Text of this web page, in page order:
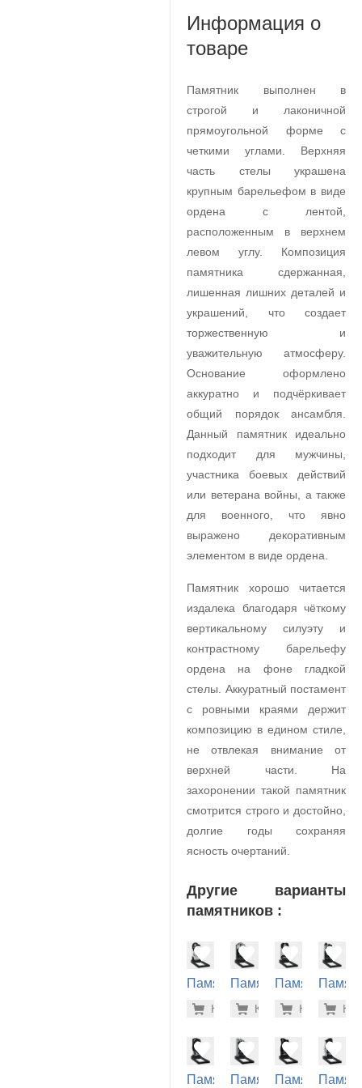
Информация о
товаре
Памятник выполнен в
строгой и лаконичной
прямоугольной форме с
четкими углами. Верхняя
часть стелы украшена
крупным барельефом в виде
ордена с лентой,
расположенным в верхнем
левом углу. Композиция
памятника сдержанная,
лишенная лишних деталей и
украшений, что создает
торжественную и
уважительную атмосферу.
Основание оформлено
аккуратно и подчёркивает
общий порядок ансамбля.
Данный памятник идеально
подходит для мужчины,
участника боевых действий
или ветерана войны, а также
для военного, что явно
выражено декоративным
элементом в виде ордена.
Памятник хорошо читается
издалека благодаря чёткому
вертикальному силуэту и
контрастному барельефу
ордена на фоне гладкой
стелы. Аккуратный постамент
с ровными краями держит
композицию в едином стиле,
не отвлекая внимание от
верхней части. На
захоронении такой памятник
смотрится строго и достойно,
долгие годы сохраняя
ясность очертаний.
Другие варианты
памятников :
Памятник
могилу
-7% 47.900
Купить
Памятник
могилу
-7%
Купить
Памятник
могилу
-
Купитьмогилу
ПамятникПамятникПамятник